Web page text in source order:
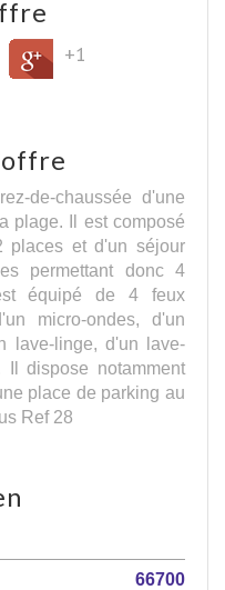
+1
de-chaussée d'une
plage. Il est composé
places et d'un séjour
permettant donc 4
équipé de 4 feux
micro-ondes, d'un
lave-linge, d'un lave-
dispose notamment
place de parking au
Ref 28
66700